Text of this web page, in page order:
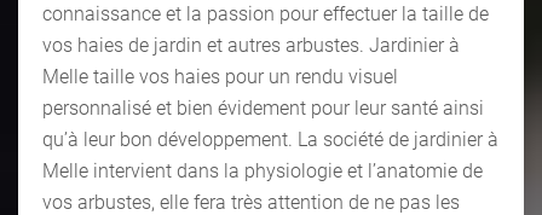
connaissance et la passion pour effectuer la taille de
vos haies de jardin et autres arbustes. Jardinier à
Melle taille vos haies pour un rendu visuel
personnalisé et bien évidement pour leur santé ainsi
qu’à leur bon développement. La société de jardinier à
Melle intervient dans la physiologie et l’anatomie de
vos arbustes, elle fera très attention de ne pas les